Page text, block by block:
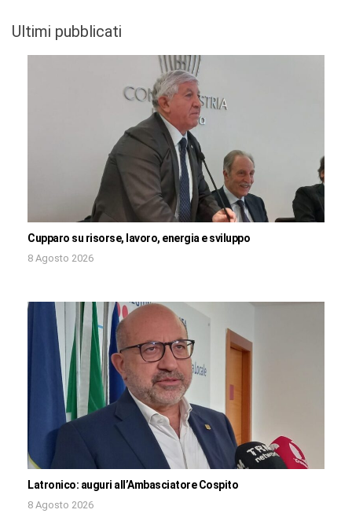
Ultimi pubblicati
Cupparo su risorse, lavoro, energia e sviluppo
8 Agosto 2026
Latronico: auguri all’Ambasciatore Cospito
8 Agosto 2026